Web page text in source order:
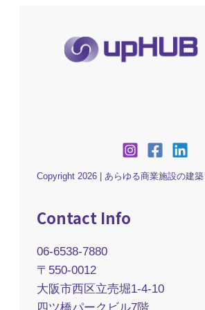
Copyright 2026 | あらゆる商業施設の建築
Contact Info
06-6538-7880
〒550-0012
大阪市西区立売堀1-4-10